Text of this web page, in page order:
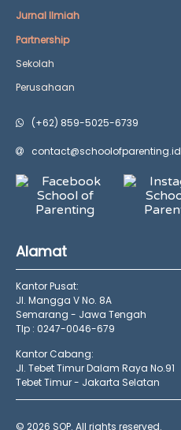
Jurnal Ilmiah
Partnership
Sekolah
Perusahaan
(+62) 859-5025-6739
contact@schoolofparenting.id
Alamat
Kantor Pusat:
Jl. Mangga V No. 8A
Semarang - Jawa Tengah
Tlp : 0247-0046-679
Kantor Cabang:
Jl. Tebet Timur Dalam Raya No.91
Tebet Timur - Jakarta Selatan
© 2026 SOP. All rights reserved.